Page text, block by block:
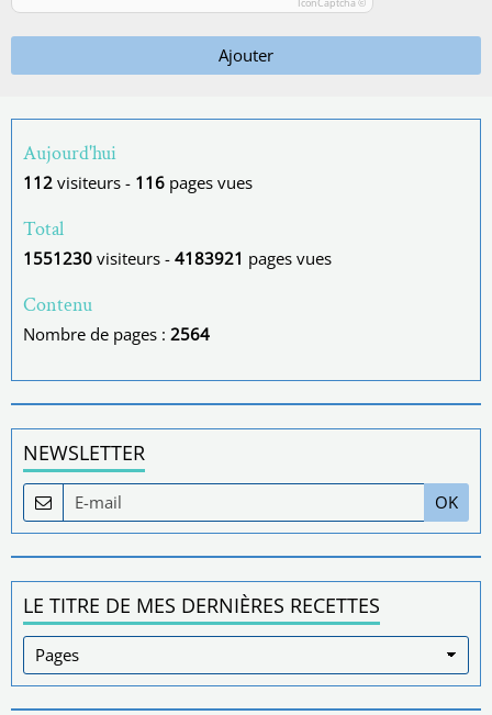
Ajouter
Aujourd'hui
112 visiteurs - 116 pages vues
Total
1551230 visiteurs - 4183921 pages vues
Contenu
Nombre de pages : 2564
NEWSLETTER
OK
LE TITRE DE MES DERNIÈRES RECETTES